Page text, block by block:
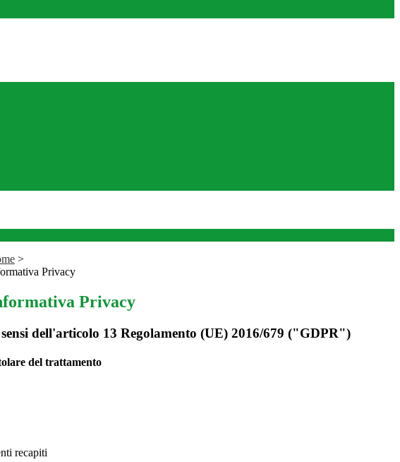
>
Privacy
Privacy
dell'articolo 13 Regolamento (UE) 2016/679 ("GDPR")
del trattamento
recapiti